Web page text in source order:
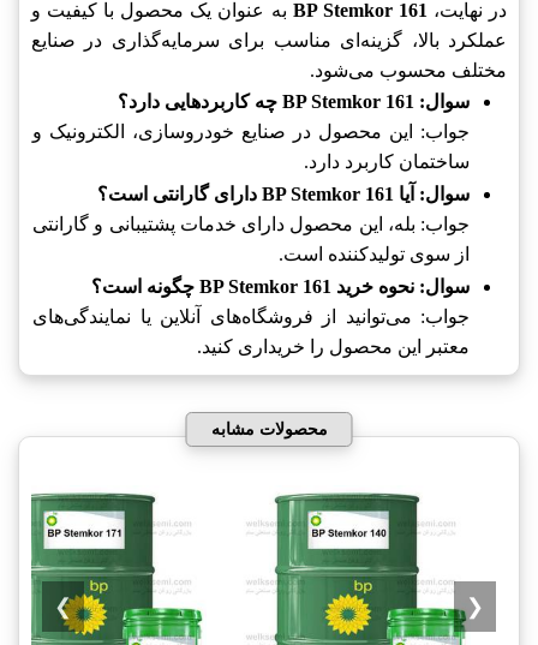
در نهایت، BP Stemkor 161 به عنوان یک محصول با کیفیت و
عملکرد بالا، گزینه‌ای مناسب برای سرمایه‌گذاری در صنایع
مختلف محسوب می‌شود.
سوال: BP Stemkor 161 چه کاربردهایی دارد؟
جواب: این محصول در صنایع خودروسازی، الکترونیک و
ساختمان کاربرد دارد.
سوال: آیا BP Stemkor 161 دارای گارانتی است؟
جواب: بله، این محصول دارای خدمات پشتیبانی و گارانتی
از سوی تولیدکننده است.
سوال: نحوه خرید BP Stemkor 161 چگونه است؟
جواب: می‌توانید از فروشگاه‌های آنلاین یا نمایندگی‌های
معتبر این محصول را خریداری کنید.
محصولات مشابه
❮
❯